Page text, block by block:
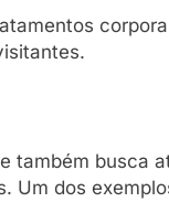
também busca
Um dos